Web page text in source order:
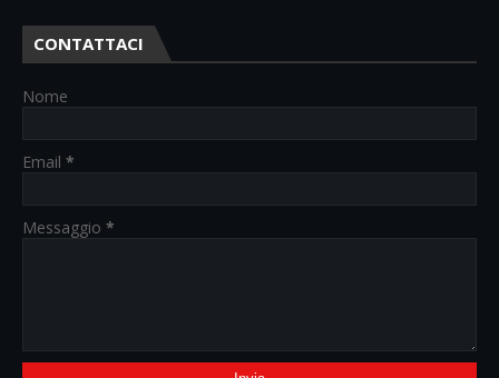
CONTATTACI
Nome
Email *
Messaggio *